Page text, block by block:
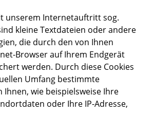
unserem Internetauftritt sog.
kleine Textdateien oder andere
die durch den von Ihnen
Browser auf Ihrem Endgerät
werden. Durch diese Cookies
Umfang bestimmte
wie beispielsweise Ihre
oder Ihre IP-Adresse,